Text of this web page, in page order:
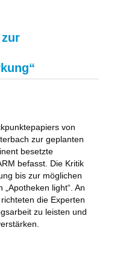
von
zur geplanten
besetzte
befasst. Die Kritik
bis zur möglichen
light“. An
die Experten
zu leisten und